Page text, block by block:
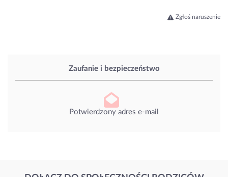
Zaufanie i bezpieczeństwo
Potwierdzony adres e-mail
Zgłoś naruszenie